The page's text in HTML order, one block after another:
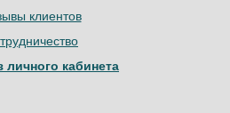
клиентов
личного кабинета